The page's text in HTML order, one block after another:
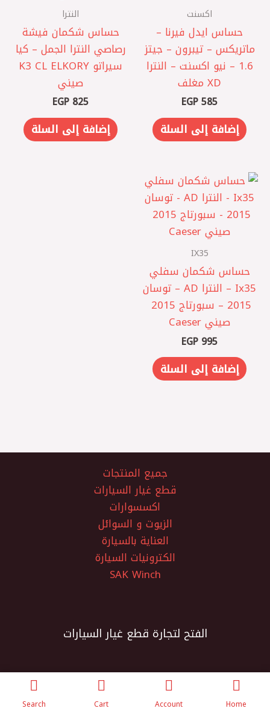
اكسنت
حساس ايدل فيرنا –
ماتريكس – تيبرون – جيتز
1.6 – نيو اكسنت – النترا
XD مغلف
EGP585
إضافة إلى السلة
النترا
حساس شكمان فيشة
رصاصي النترا الجمل – كيا
سيراتو K3 CL ELKORY
صيني
EGP 825
إضافة إلى السلة
IX35
حساس شكمان سفلي
Ix35 – النترا AD – توسان
صيني Caeser
EGP 995
إضافة إلى السلة
جميع المنتجات
قطع غيار السيارات
اكسسوارات
الزيوت و السوائل
العناية بالسيارة
الكترونيات السيارة
SAK Winch
الفتح لتجارة قطع غيار السيارات
Home
Account
Cart
Search